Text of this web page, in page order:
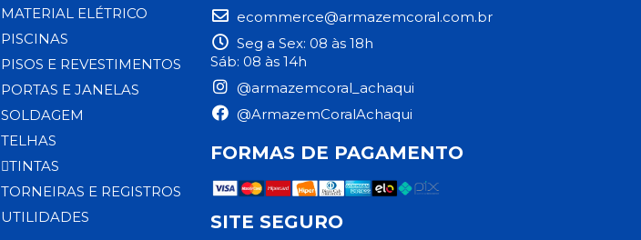
MATERIAL ELÉTRICO
PISCINAS
PISOS E REVESTIMENTOS
PORTAS E JANELAS
SOLDAGEM
TELHAS
TINTAS
TORNEIRAS E REGISTROS
UTILIDADES
ecommerce@armazemcoral.com.br
Seg a Sex: 08 às 18h
Sáb: 08 às 14h
@armazemcoral_achaqui
@ArmazemCoralAchaqui
FORMAS DE PAGAMENTO
SITE SEGURO